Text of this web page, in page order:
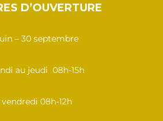
D’OUVERTURE
– 30 septembre
au jeudi 08h-15h
vendredi 08h-12h